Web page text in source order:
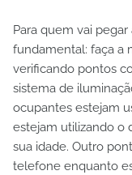
Para quem vai
fundamental: faça a
verificando pontos
sistema de
ocupantes estejam
estejam utilizando o
sua idade. Outro
telefone enquanto